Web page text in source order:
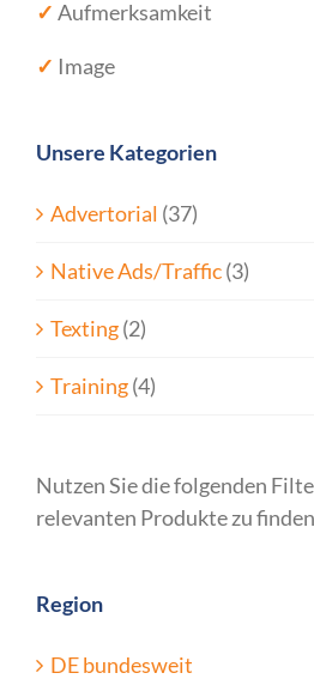
✓ Aufmerksamkeit
✓ Image
Unsere Kategorien
Advertorial (37)
Native Ads/Traffic(3)
Texting(2)
Training(4)
Nutzen Sie die folgenden
relevanten Produkte zu
Region
DE bundesweit